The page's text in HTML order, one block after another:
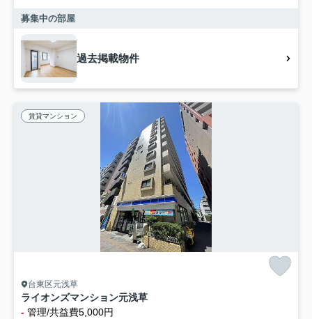
募集中の部屋
過去掲載物件
賃貸マンション
台東区元浅草
ライオンズマンション元浅草
- 管理/共益費5,000円